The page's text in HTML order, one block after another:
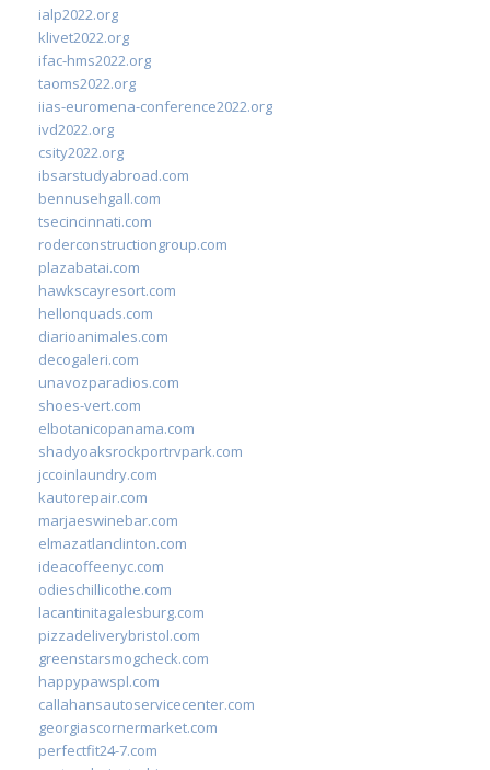
ialp2022.org
klivet2022.org
ifac-hms2022.org
taoms2022.org
iias-euromena-conference2022.org
ivd2022.org
csity2022.org
ibsarstudyabroad.com
bennusehgall.com
tsecincinnati.com
roderconstructiongroup.com
plazabatai.com
hawkscayresort.com
hellonquads.com
diarioanimales.com
decogaleri.com
unavozparadios.com
shoes-vert.com
elbotanicopanama.com
shadyoaksrockportrvpark.com
jccoinlaundry.com
kautorepair.com
marjaeswinebar.com
elmazatlanclinton.com
ideacoffeenyc.com
odieschillicothe.com
lacantinitagalesburg.com
pizzadeliverybristol.com
greenstarsmogcheck.com
happypawspl.com
callahansautoservicecenter.com
georgiascornermarket.com
perfectfit24-7.com